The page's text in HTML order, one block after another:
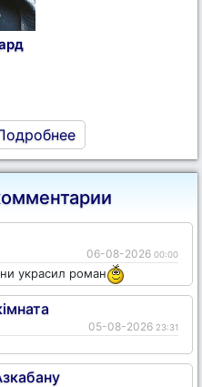
06-08-2026 00:00
украсил роман
05-08-2026 23:31